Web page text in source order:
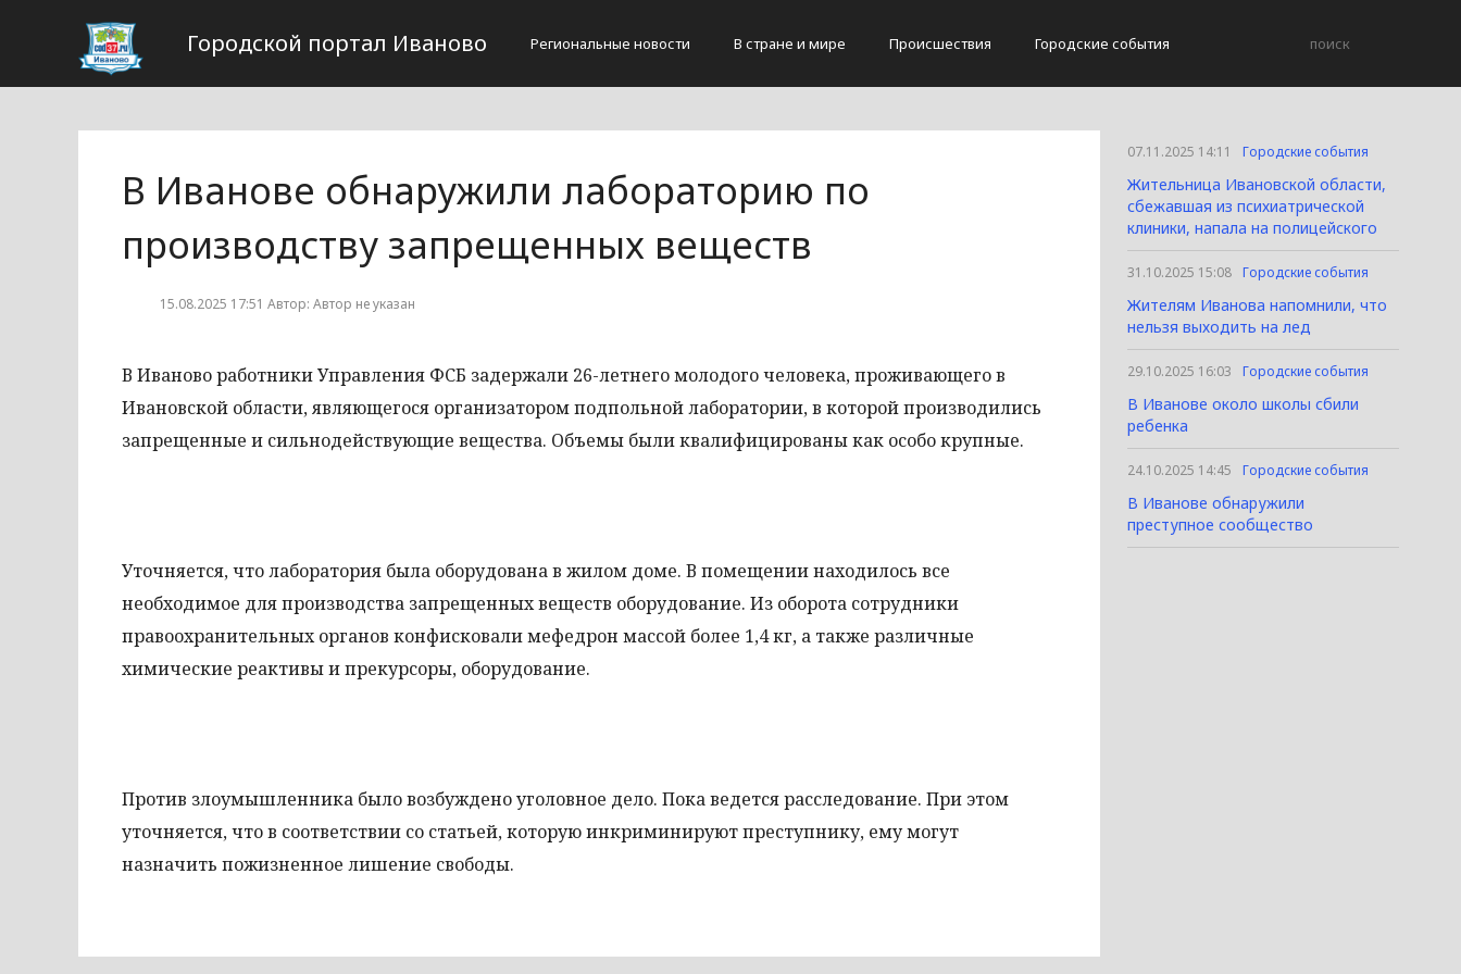
Городской портал Иваново Региональные новости В стране и мире Происшествия Городские события
В Иванове обнаружили лабораторию по
производству запрещенных веществ
15.08.2025 17:51 Автор: Автор не указан
В Иваново работники Управления ФСБ задержали 26-летнего молодого человека, проживающего в
Ивановской области, являющегося организатором подпольной лаборатории, в которой производились
запрещенные и сильнодействующие вещества. Объемы были квалифицированы как особо крупные.
Уточняется, что лаборатория была оборудована в жилом доме. В помещении находилось все
необходимое для производства запрещенных веществ оборудование. Из оборота сотрудники
правоохранительных органов конфисковали мефедрон массой более 1,4 кг, а также различные
химические реактивы и прекурсоры, оборудование.
Против злоумышленника было возбуждено уголовное дело. Пока ведется расследование. При этом
уточняется, что в соответствии со статьей, которую инкриминируют преступнику, ему могут
назначить пожизненное лишение свободы.
07.11.2025 14:11 Городские события
Жительница Ивановской области,
сбежавшая из психиатрической
клиники, напала на полицейского
31.10.2025 15:08 Городские события
Жителям Иванова напомнили, что
нельзя выходить на лед
29.10.2025 16:03 Городские события
В Иванове около школы сбили
ребенка
24.10.2025 14:45 Городские события
В Иванове обнаружили
преступное сообщество